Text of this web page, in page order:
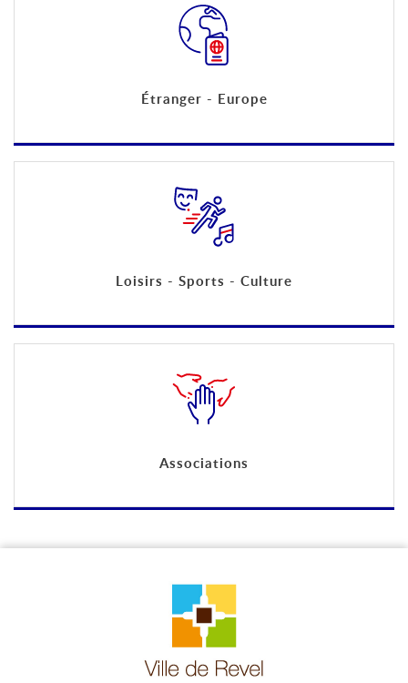
Étranger - Europe
Loisirs - Sports - Culture
Associations